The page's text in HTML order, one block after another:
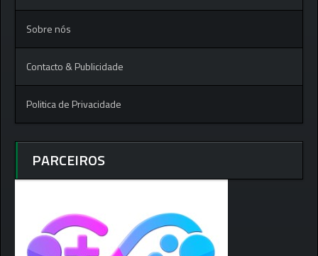
Sobre nós
Contacto & Publicidade
Politica de Privacidade
PARCEIROS